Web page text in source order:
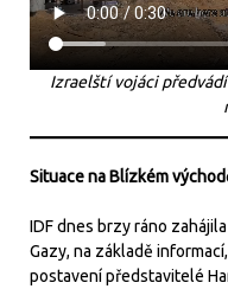
Izraelští vojáci
Situace na Blízkém
IDF dnes brzy ráno
Gazy, na základě
postavení představitelé